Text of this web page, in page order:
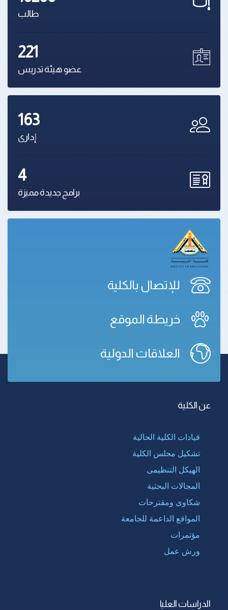
طالب
221
عضو هيئة تدريس
163
إدارى
4
برامج جديدة مميزة
للإتصال بالكلية
خريطة الموقع
العلاقات الدولية
عن الكلية
قيادات الكلية الحالية
تشكيل مجلس الكلية
الهيكل التنظيمى
المجالات البحثية
شكاوى ومقترحات
المواقع الداعمة للجامعة
مؤتمرات
ورش عمل
الدراسات العليا